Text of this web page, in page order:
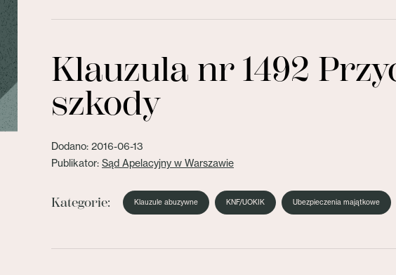
Klauzula nr 1492
szkody
Dodano: 2016-06-13
Publikator: Sąd Apelacyjny w Warszawie
Kategorie: Klauzule abuzywne KNF/UOKIK Ubezpieczenia majątkowe